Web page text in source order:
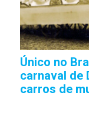
Único no
carnaval de
carros de